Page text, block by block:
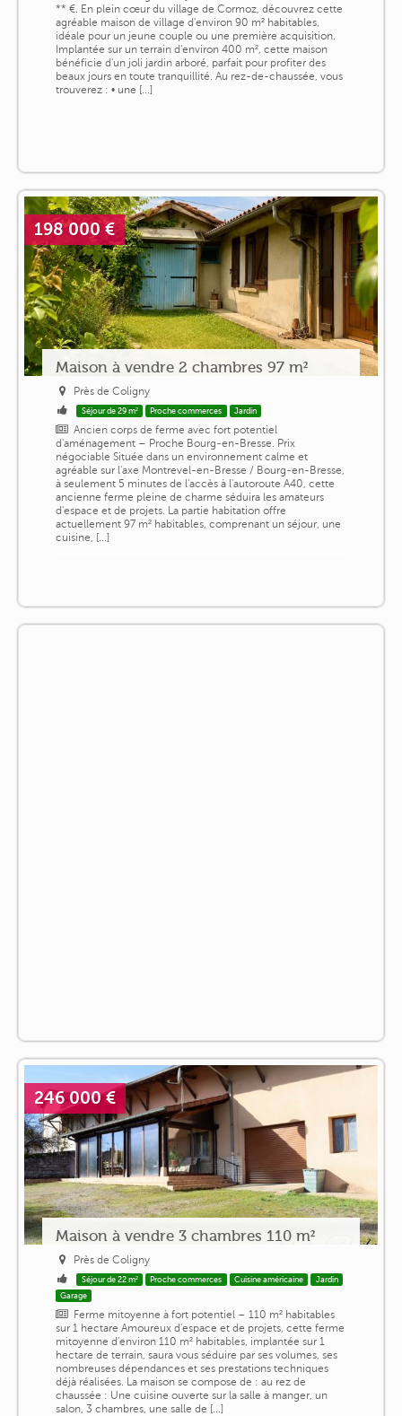
** €. En plein cœur du village de Cormoz, découvrez cette
agréable maison de village d'environ 90 m² habitables,
idéale pour un jeune couple ou une première acquisition.
Implantée sur un terrain d'environ 400 m², cette maison
bénéficie d'un joli jardin arboré, parfait pour profiter des
beaux jours en toute tranquillité. Au rez-de-chaussée, vous
trouverez : • une [...]
198 000 €
Maison à vendre 2 chambres 97 m²
Près de Coligny
Séjour de 29 m² Proche commerces Jardin
Ancien corps de ferme avec fort potentiel
d'aménagement – Proche Bourg-en-Bresse. Prix
négociable Située dans un environnement calme et
agréable sur l'axe Montrevel-en-Bresse / Bourg-en-Bresse,
à seulement 5 minutes de l'accès à l'autoroute A40, cette
ancienne ferme pleine de charme séduira les amateurs
d'espace et de projets. La partie habitation offre
actuellement 97 m² habitables, comprenant un séjour, une
cuisine, [...]
246 000 €
Maison à vendre 3 chambres 110 m²
Près de Coligny
Séjour de 22 m² Proche commerces Cuisine américaine
Jardin
Garage
Ferme mitoyenne à fort potentiel – 110 m² habitables
sur 1 hectare Amoureux d'espace et de projets, cette ferme
mitoyenne d'environ 110 m² habitables, implantée sur 1
hectare de terrain, saura vous séduire par ses volumes, ses
nombreuses dépendances et ses prestations techniques
déjà réalisées. La maison se compose de : au rez de
chaussée : Une cuisine ouverte sur la salle à manger, un
salon, 3 chambres, une salle de [...]